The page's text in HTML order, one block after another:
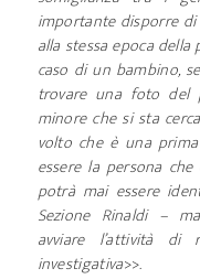
importante disporre
alla stessa epoca
caso di un bambino,
trovare una foto del
minore che si sta
volto che è una
essere la persona
potrà mai essere
Sezione Rinaldi –
avviare l’attività di
investigativa>>.